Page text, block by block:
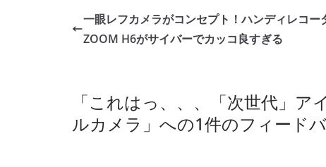
e
b
k
er et
一眼レフカメラがコンセプト！ハンディレコー
ZOOM H6がサイバーでカッコ良すぎる
「これはっ、、、「次世代」ア
ルカメラ 」への1件のフィード